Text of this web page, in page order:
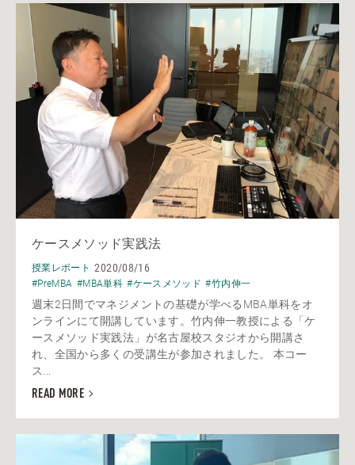
ケースメソッド実践法
授業レポート 2020/08/16
#PreMBA #MBA単科 #ケースメソッド #竹内伸一
週末2日間でマネジメントの基礎が学べるMBA単科をオ
ンラインにて開講しています。竹内伸一教授による「ケ
ースメソッド実践法」が名古屋校スタジオから開講さ
れ、全国から多くの受講生が参加されました。 本コー
ス...
READ MORE